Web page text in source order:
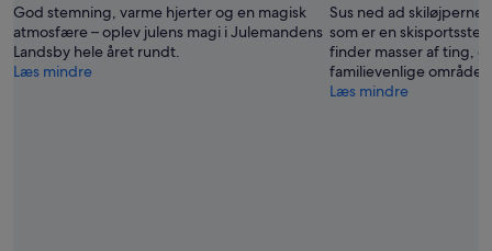
God stemning, varme hjerter og en magisk
atmosfære – oplev julens magi i Julemandens
Landsby hele året rundt.
Læs mindre
Sus ned ad skiløjperne
som er en
finder masser af ting,
familievenlige område.
Læs mindre